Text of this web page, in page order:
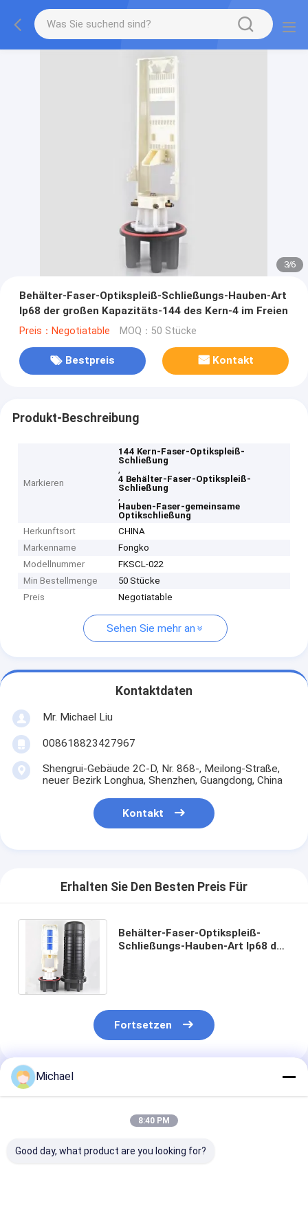
3/6
Behälter-Faser-Optikspleiß-Schließungs-Hauben-Art
Ip68 der großen Kapazitäts-144 des Kern-4 im Freien
Preis：Negotiatable MOQ：50 Stücke
Bestpreis Kontakt
Produkt-Beschreibung
Markieren
144 Kern-Faser-Optikspleiß-
Schließung
,
4 Behälter-Faser-Optikspleiß-
Schließung
,
Hauben-Faser-gemeinsame
Optikschließung
Herkunftsort
CHINA
Markenname
Fongko
Modellnummer
FKSCL-022
Min Bestellmenge
50 Stücke
Preis
Negotiatable
Sehen Sie mehr an
Kontaktdaten
Mr. Michael Liu
008618823427967
Shengrui-Gebäude 2C-D, Nr. 868-, Meilong-Straße,
neuer Bezirk Longhua, Shenzhen, Guangdong, China
Kontakt
Erhalten Sie Den Besten Preis Für
Behälter-Faser-Optikspleiß-
Schließungs-Hauben-Art Ip68 der
Fortsetzen
Empfohlene Produkte
Michael
8:40 PM
Good day, what product are you looking for?